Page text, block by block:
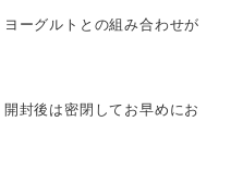
ーグルトとの組み合わせが
封後は密閉してお早めにお